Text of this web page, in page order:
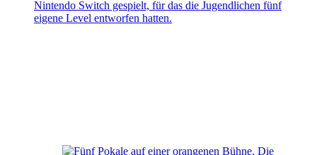
Nintendo Switch gespielt, für das die Jugendlichen fünf
eigene Level entworfen hatten.